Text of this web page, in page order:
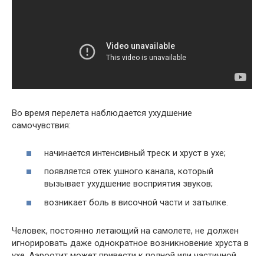
Во время перелета наблюдается ухудшение
самочувствия:
начинается интенсивный треск и хруст в ухе;
появляется отек ушного канала, который
вызывает ухудшение восприятия звуков;
возникает боль в височной части и затылке.
Человек, постоянно летающий на самолете, не должен
игнорировать даже однократное возникновение хруста в